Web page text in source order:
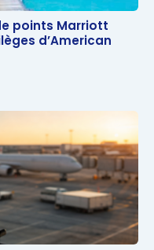
points Marriott
d’American
points Marriott
d’American